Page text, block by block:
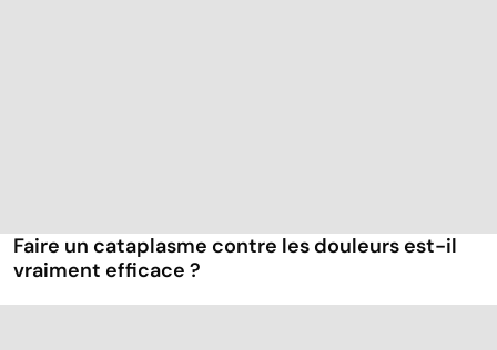
Faire un cataplasme contre les douleurs est-il
vraiment efficace ?